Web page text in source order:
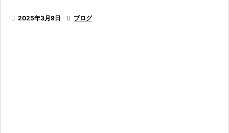
 2025年3月9日  ブログ